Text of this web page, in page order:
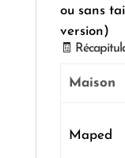
ou sans
version)
🧾
Maison
Maped